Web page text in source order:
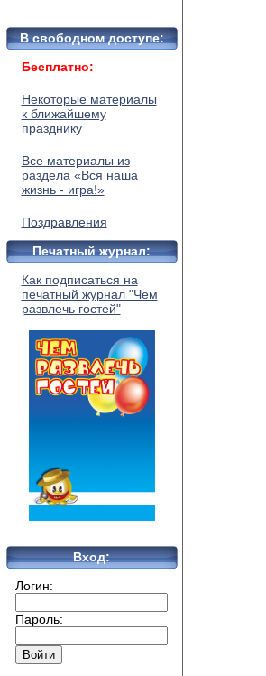
В свободном доступе:
Бесплатно:
Некоторые материалы
к ближайшему
празднику
Все материалы из
раздела «Вся наша
жизнь - игра!»
Поздравления
Печатный журнал:
Как подписаться на
печатный журнал "Чем
развлечь гостей"
Вход:
Логин:
Пароль: